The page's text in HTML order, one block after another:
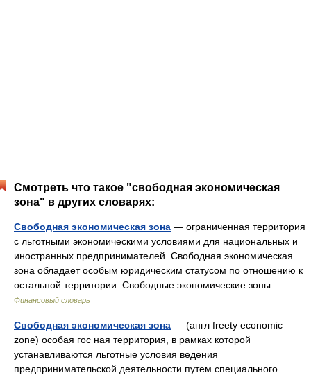
Смотреть что такое "свободная экономическая
зона" в других словарях:
Свободная экономическая зона — ограниченная территория
с льготными экономическими условиями для национальных и
иностранных предпринимателей. Свободная экономическая
зона обладает особым юридическим статусом по отношению к
остальной территории. Свободные экономические зоны… …
Финансовый словарь
Свободная экономическая зона — (англ freety economic
zone) особая гос ная территория, в рамках которой
устанавливаются льготные условия ведения
предпринимательской деятельности путем специального